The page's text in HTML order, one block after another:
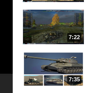
7:22
7:35